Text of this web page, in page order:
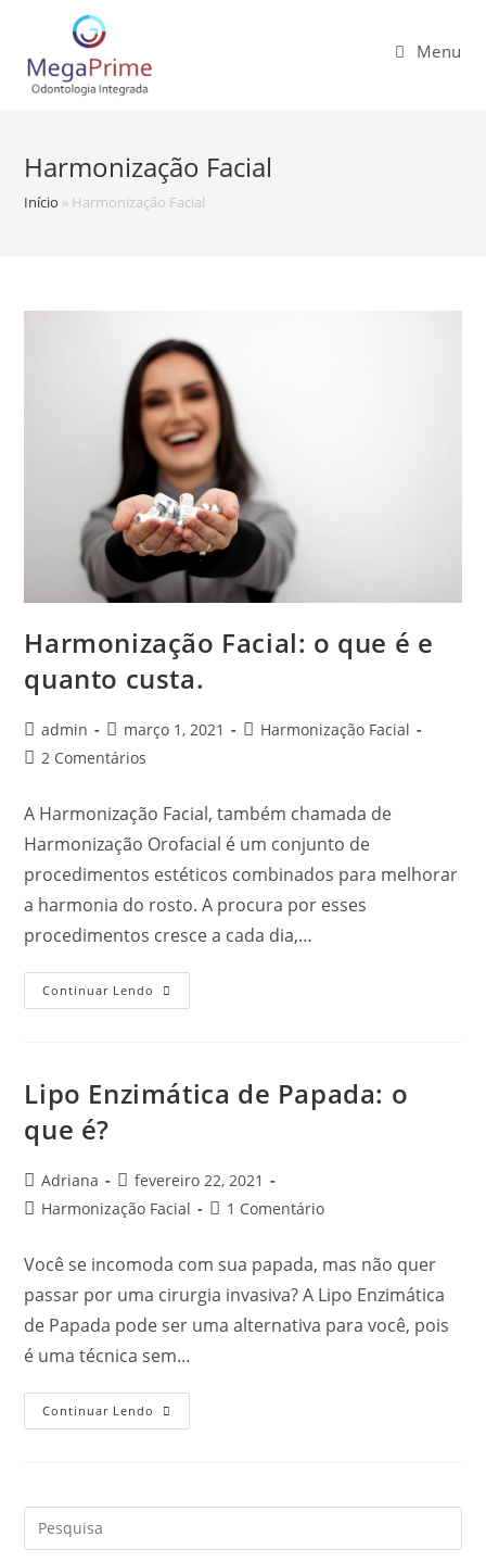
Menu
Harmonização Facial
Início » Harmonização Facial
Harmonização Facial: o que é e
quanto custa.
admin março 1, 2021
Harmonização Facial
2 Comentários
A Harmonização Facial, também chamada de
Harmonização Orofacial é um conjunto de
procedimentos estéticos combinados para melhorar
a harmonia do rosto. A procura por esses
procedimentos cresce a cada dia,…
Continuar Lendo
Lipo Enzimática de Papada: o
que é?
Adriana
fevereiro 22, 2021
Harmonização Facial
1 Comentário
Você se incomoda com sua papada, mas não quer
passar por uma cirurgia invasiva? A Lipo Enzimática
de Papada pode ser uma alternativa para você, pois
é uma técnica sem…
Continuar Lendo